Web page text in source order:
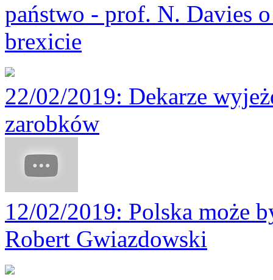
państwo - prof. N. Davies
brexicie
22/02/2019: Dekarze
zarobków
12/02/2019: Polska może
Robert Gwiazdowski